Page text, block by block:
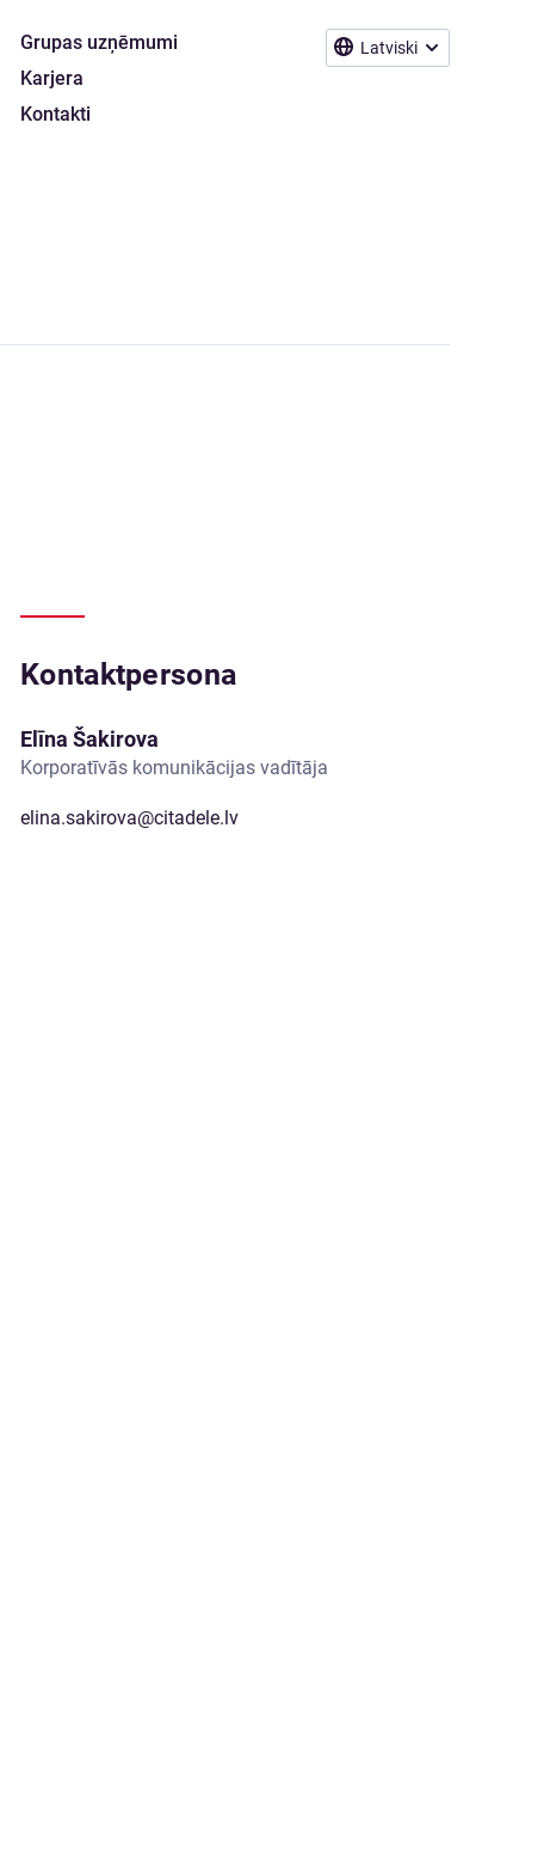
Latviski
Grupas uzņēmumi
Karjera
Kontakti
Kontaktpersona
Elīna Šakirova
Korporatīvās komunikācijas vadītāja
elina.sakirova@citadele.lv